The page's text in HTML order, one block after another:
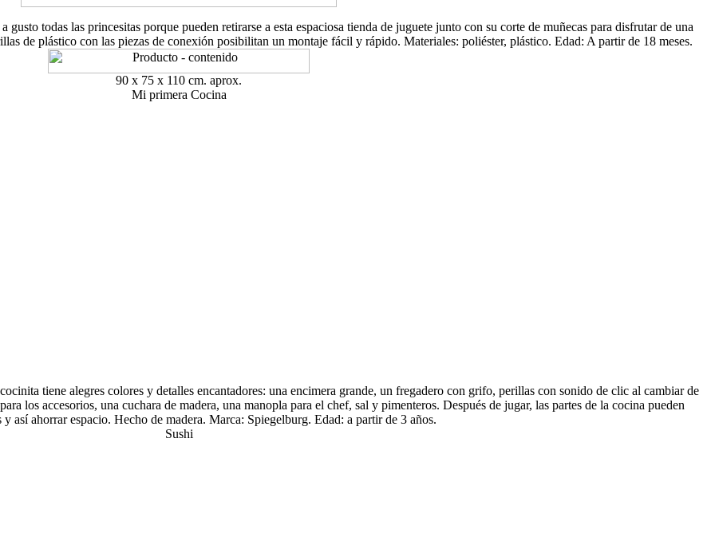
todas las princesitas porque pueden retirarse a esta espaciosa tienda de juguete junto con su corte de muñecas para disfrutar de una
de plástico con las piezas de conexión posibilitan un montaje fácil y rápido. Materiales: poliéster, plástico. Edad: A partir de 18 meses.
90 x 75 x 110 cm. aprox.
Mi primera Cocina
tiene alegres colores y detalles encantadores: una encimera grande, un fregadero con grifo, perillas con sonido de clic al cambiar de
los accesorios, una cuchara de madera, una manopla para el chef, sal y pimenteros. Después de jugar, las partes de la cocina pueden
y así ahorrar espacio. Hecho de madera. Marca: Spiegelburg. Edad: a partir de 3 años.
Sushi